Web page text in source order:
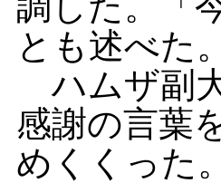
とも述べた。
ハムザ副
感謝の言葉
めくくった。